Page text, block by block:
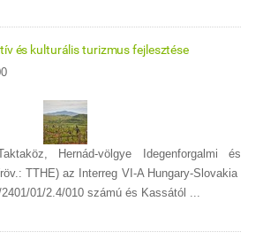
és kulturális turizmus fejlesztése
Hernád-völgye Idegenforgalmi és
TTHE) az Interreg VI-A Hungary-Slovakia
01/2.4/010 számú és Kassától ...